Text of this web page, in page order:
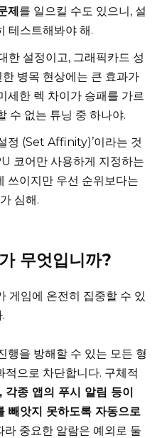
제를 일으킬 수도 있으니, 설
테스트해봐야 해.
한 설정이고, 그래픽카드 성
병목 현상에는 큰 효과가
세한 렉 차이가 승패를 가르
수 없는 튜닝 중 하나야.
정 (Set Affinity)’이라는 것
코어만 사용하게 지정하는
쓰이지만 우선 순위보다는
심해.
무엇입니까?
게임에 온전히 집중할 수 있
행을 방해할 수 있는 모든 형
으로 차단합니다. 구체적
각종 앱의 푸시 알림 등이
빼앗지 못하도록 자동으로
중요한 알람은 예외로 둘